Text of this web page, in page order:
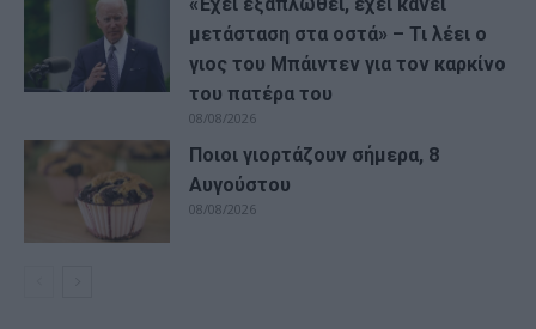
μετάσταση στα οστά» – Τι λέει ο
γιος του Μπάιντεν για τον καρκίνο
του πατέρα του
08/08/2026
Ποιοι γιορτάζουν σήμερα, 8
Αυγούστου
08/08/2026